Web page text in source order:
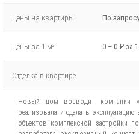
Цены на квартиры По запросу
Цены за 1 м² 0 – 0 ₽ за
Отделка в квартире
Новый дом возводит компания
реализовала и сдала в
объектов комплексной застройки